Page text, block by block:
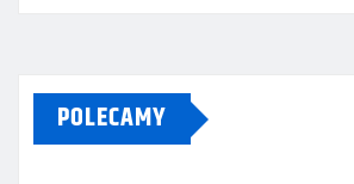
POLECAMY